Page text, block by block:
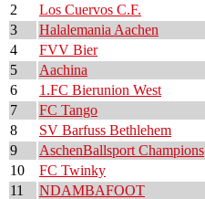
2
Los Cuervos C.F.
3
Halalemania Aachen
4
FVV Bier
5
Aachina
6
1.FC Bierunion West
7
FC Tango
8
SV Barfuss Bethlehem
9
AschenBallsport Champions
10
FC Twinky
11
NDAMBAFOOT